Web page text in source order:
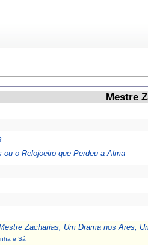
Mestre
ou o Relojoeiro que Perdeu a Alma
Zacharias, Um Drama nos Ares,
e Sá